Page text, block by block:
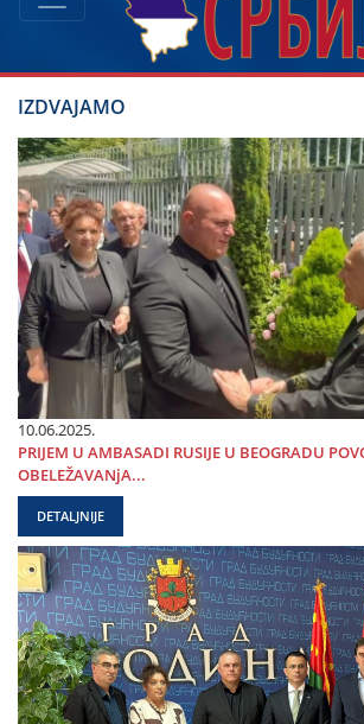
IZDVAJAMO
10.06.2025.
PRIЈEM U AMBASADI RUSIЈE U BEOGRADU
OBELEŽAVANjA...
DETALJNIJE